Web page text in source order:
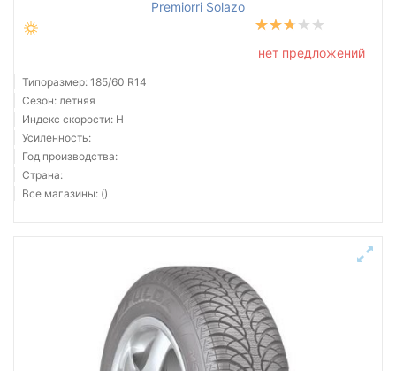
Premiorri Solazo
нет предложений
Типоразмер: 185/60 R14
Сезон: летняя
Индекс скорости: H
Усиленность:
Год производства:
Страна:
Все магазины: ()